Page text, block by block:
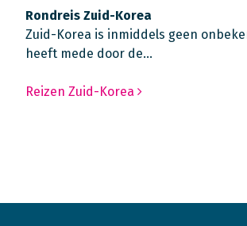
Rondreis Zuid-Korea
Zuid-Korea is inmiddels geen
heeft mede door de…
Reizen Zuid-Korea